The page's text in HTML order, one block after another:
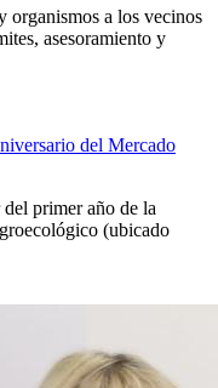
organismos a los vecinos
asesoramiento y
del Mercado
primer año de la
(ubicado